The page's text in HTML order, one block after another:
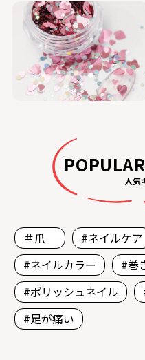
人気
＃爪 #ネイルケア
#ネイルカラー
#巻
#ポリッシュネイル
#足が痛い